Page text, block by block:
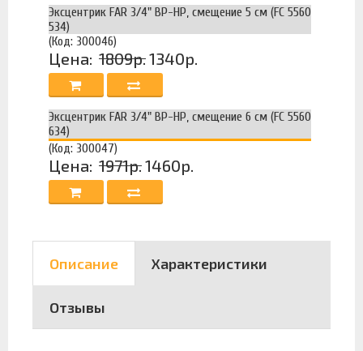
Эксцентрик FAR 3/4" ВР-НР, смещение 5 см (FC 5560
534)
(Код: 300046)
Цена: 1809р.1340р.
Эксцентрик FAR 3/4" ВР-НР, смещение 6 см (FC 5560
634)
(Код: 300047)
Цена: 1971р.1460р.
Описание Характеристики
Отзывы